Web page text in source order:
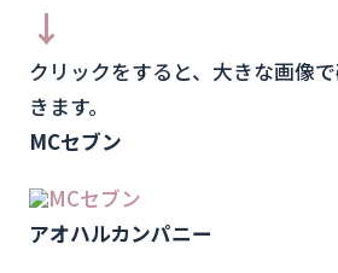
↓
クリックをすると、大きな画像
きます。
MCセブン
アオハルカンパニー